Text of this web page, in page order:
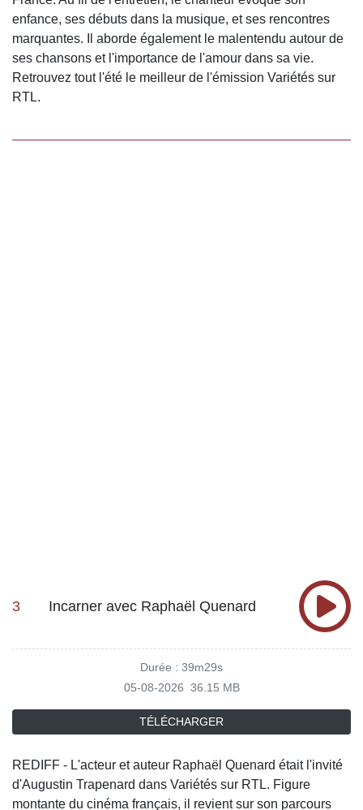
enfance, ses débuts dans la musique, et ses rencontres
marquantes. Il aborde également le malentendu autour de
ses chansons et l'importance de l'amour dans sa vie.
Retrouvez tout l'été le meilleur de l'émission Variétés sur
RTL.
3 Incarner avec Raphaël Quenard
Durée : 39m29s
05-08-2026 36.15 MB
TÉLÉCHARGER
REDIFF - L'acteur et auteur Raphaël Quenard était l'invité
d'Augustin Trapenard dans Variétés sur RTL. Figure
montante du cinéma français, il revient sur son parcours